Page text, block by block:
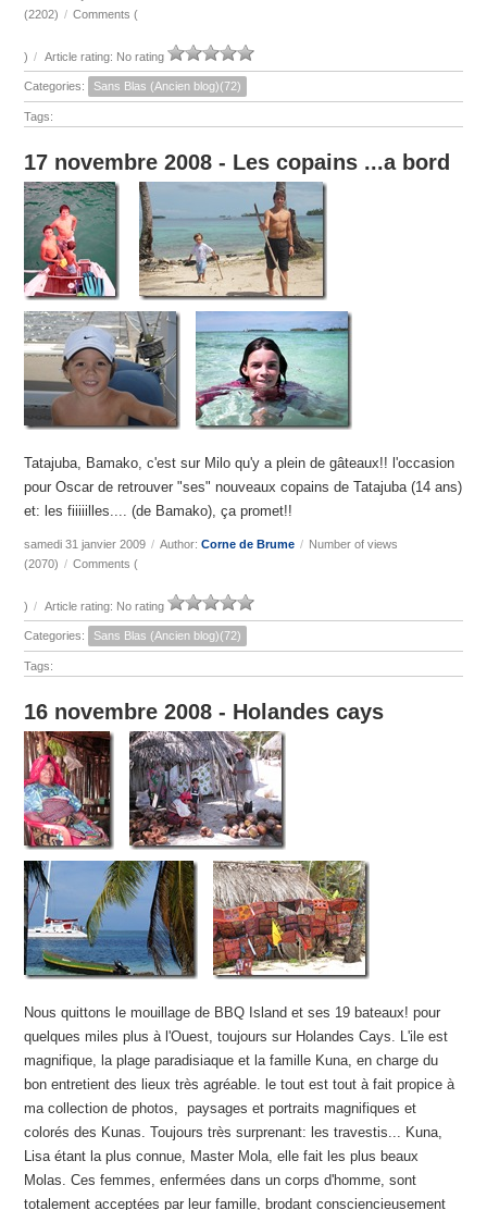
(2202) / Comments (
) / Article rating: No rating
Categories: Sans Blas (Ancien blog)(72)
Tags:
17 novembre 2008 - Les copains ...a bord
Tatajuba, Bamako, c'est sur Milo qu'y a plein de gâteaux!! l'occasion
pour Oscar de retrouver "ses" nouveaux copains de Tatajuba (14 ans)
et: les fiiiiilles.... (de Bamako), ça promet!!
samedi 31 janvier 2009 / Author:Corne de Brume / Number of views
(2070) / Comments (
) / Article rating: No rating
Categories: Sans Blas (Ancien blog)(72)
Tags:
16 novembre 2008 - Holandes cays
Nous quittons le mouillage de BBQ Island et ses 19 bateaux! pour
quelques miles plus à l'Ouest, toujours sur Holandes Cays. L'ile est
magnifique, la plage paradisiaque et la famille Kuna, en charge du
bon entretient des lieux très agréable. le tout est tout à fait propice à
ma collection de photos, paysages et portraits magnifiques et
colorés des Kunas. Toujours très surprenant: les travestis... Kuna,
Lisa étant la plus connue, Master Mola, elle fait les plus beaux
Molas. Ces femmes, enfermées dans un corps d'homme, sont
totalement acceptées par leur famille, brodant consciencieusement